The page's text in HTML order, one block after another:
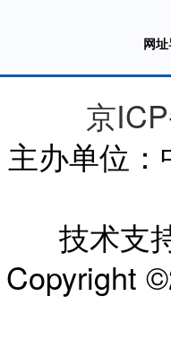
网址
京
主办单位
技术支
Copyright